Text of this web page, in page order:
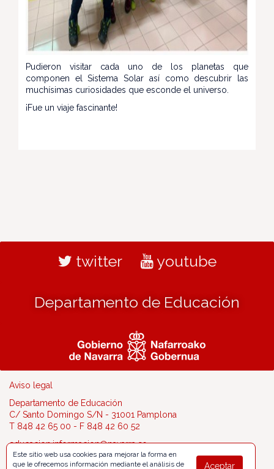
Pudieron visitar cada uno de los planetas que
componen el Sistema Solar así como descubrir las
muchísimas curiosidades que esconde el universo.
¡Fue un viaje fascinante!
twitter youtube
Departamento de Educación
Aviso legal
Departamento de Educación
C/ Santo Domingo S/N - 31001 Pamplona
T 848 42 65 00 - F 848 42 60 52
educacion.informacion@navarra.es
Aceptar
Este sitio web usa cookies para mejorar la forma en
que le ofrecemos información mediante el análisis de